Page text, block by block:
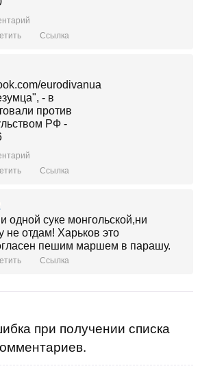
Ссылка
eurodivanua
Ссылка
одной суке монгольской,ни
не отдам! Харьков это
пешим маршем в парашу.
Ссылка
при получении списка